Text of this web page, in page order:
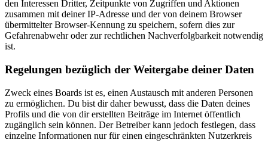
den Interessen Dritter, Zeitpunkte von Zugriffen und Aktionen
zusammen mit deiner IP-Adresse und der von deinem Browser
übermittelter Browser-Kennung zu speichern, sofern dies zur
Gefahrenabwehr oder zur rechtlichen Nachverfolgbarkeit notwendig
ist.
Regelungen bezüglich der Weitergabe deiner Daten
Zweck eines Boards ist es, einen Austausch mit anderen Personen
zu ermöglichen. Du bist dir daher bewusst, dass die Daten deines
Profils und die von dir erstellten Beiträge im Internet öffentlich
zugänglich sein können. Der Betreiber kann jedoch festlegen, dass
einzelne Informationen nur für einen eingeschränkten Nutzerkreis